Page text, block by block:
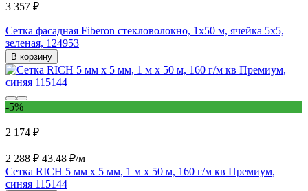
3 357 ₽
Сетка фасадная Fiberon стекловолокно, 1x50 м, ячейка 5x5,
зеленая, 124953
В корзину
-5%
2 174 ₽
2 288 ₽ 43.48 ₽/м
Сетка RICH 5 мм х 5 мм, 1 м х 50 м, 160 г/м кв Премиум,
синяя 115144